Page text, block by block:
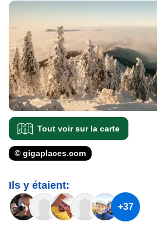
Tout voir sur la carte
© gigaplaces.com
Ils y étaient:
+37